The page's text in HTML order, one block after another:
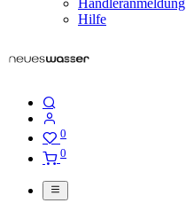
Händleranmeldung
Hilfe
0
0